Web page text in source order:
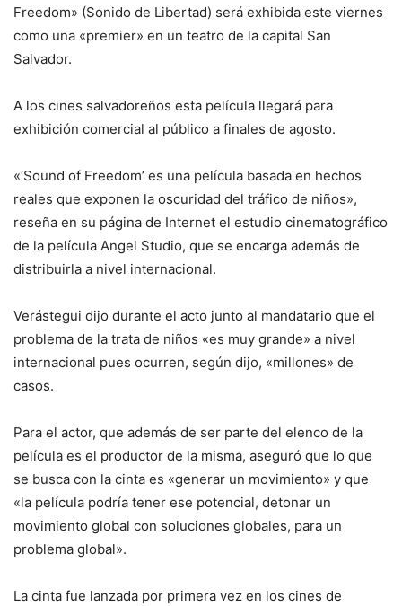
Freedom» (Sonido de Libertad) será exhibida este viernes
como una «premier» en un teatro de la capital San
Salvador.
A los cines salvadoreños esta película llegará para
exhibición comercial al público a finales de agosto.
«‘Sound of Freedom’ es una película basada en hechos
reales que exponen la oscuridad del tráfico de niños»,
reseña en su página de Internet el estudio cinematográfico
de la película Angel Studio, que se encarga además de
distribuirla a nivel internacional.
Verástegui dijo durante el acto junto al mandatario que el
problema de la trata de niños «es muy grande» a nivel
internacional pues ocurren, según dijo, «millones» de
casos.
Para el actor, que además de ser parte del elenco de la
película es el productor de la misma, aseguró que lo que
se busca con la cinta es «generar un movimiento» y que
«la película podría tener ese potencial, detonar un
movimiento global con soluciones globales, para un
problema global».
La cinta fue lanzada por primera vez en los cines de